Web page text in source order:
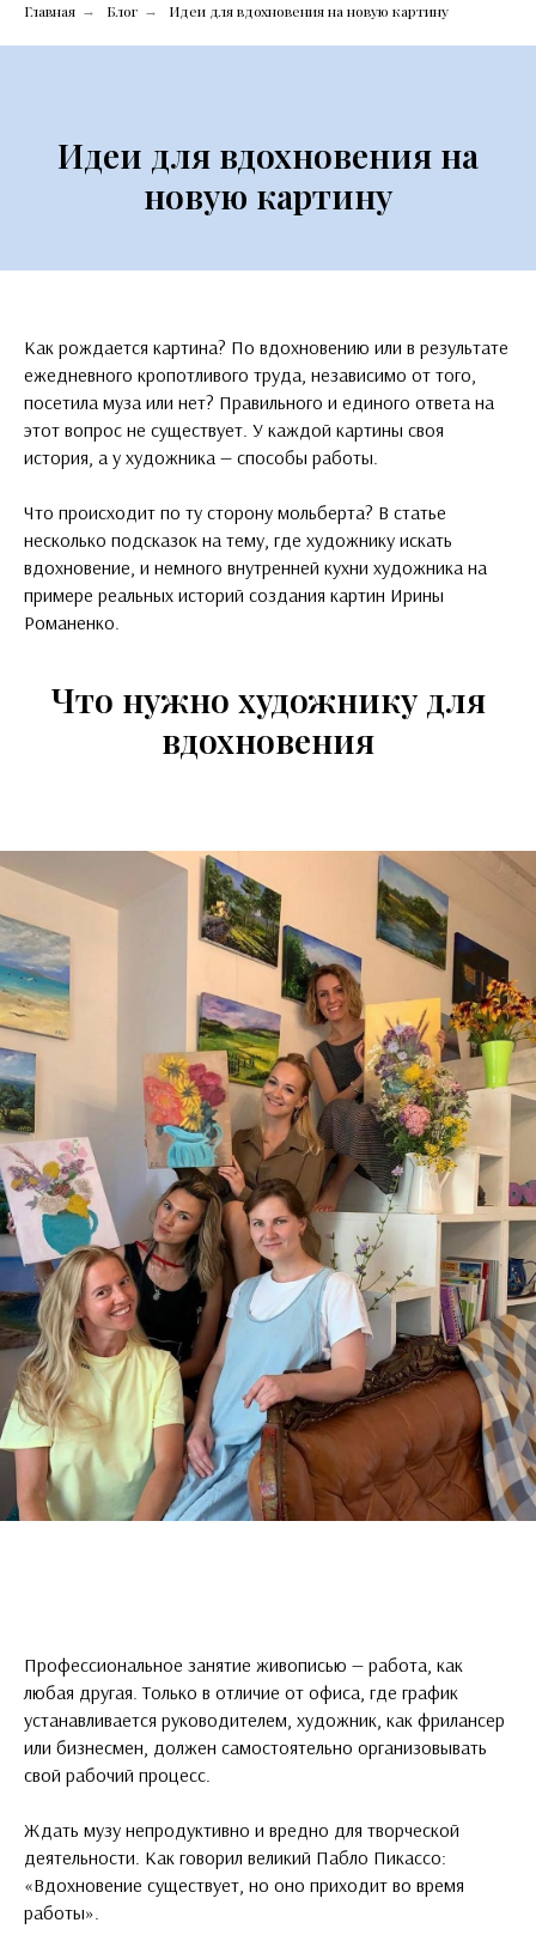
Главная → Блог → Идеи для вдохновения на новую картину
Идеи для вдохновения на
новую картину
Как рождается картина? По вдохновению или в результате
ежедневного кропотливого труда, независимо от того,
посетила муза или нет? Правильного и единого ответа на
этот вопрос не существует. У каждой картины своя
история, а у художника — способы работы.
Что происходит по ту сторону мольберта? В статье
несколько подсказок на тему, где художнику искать
вдохновение, и немного внутренней кухни художника на
примере реальных историй создания картин Ирины
Романенко.
Что нужно художнику для
вдохновения
Профессиональное занятие живописью — работа, как
любая другая. Только в отличие от офиса, где график
устанавливается руководителем, художник, как фрилансер
или бизнесмен, должен самостоятельно организовывать
свой рабочий процесс.
Ждать музу непродуктивно и вредно для творческой
деятельности. Как говорил великий Пабло Пикассо:
«Вдохновение существует, но оно приходит во время
работы».